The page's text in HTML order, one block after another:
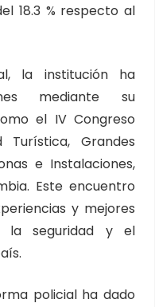
18.3 % respecto al
la institución ha
mediante su
el IV Congreso
Turística, Grandes
e Instalaciones,
Este encuentro
y mejores
la seguridad y el
policial ha dado